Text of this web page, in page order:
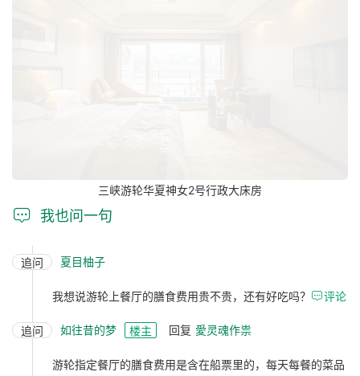
三峡游轮华夏神女2号行政大床房
 我也问一句
追问 夏目柚子
我想说游轮上餐厅的膳食费用贵不贵，还有好吃吗？ 评论
追问 如往昔的梦 楼主 回复 愛灵魂作祟
游轮指定餐厅的膳食费用是含在船票里的，每天每餐的菜品